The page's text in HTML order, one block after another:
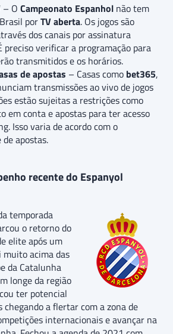
– O Campeonato Espanhol não tem
porTV aberta. Os jogos são
dos canais por assinatura
preciso verificar a programação para
transmitidos e os horários.
de apostas – Casas como bet365,
transmissões ao vivo de jogos
estão sujeitas a restrições como
em conta e apostas para ter acesso
Isso varia de acordo com o
apostas.
recente do Espanyol
temporada
o retorno do
elite após um
muito acima das
da Catalunha
longe da região
ter potencial
chegando a flertar com a zona de
internacionais e avançar na